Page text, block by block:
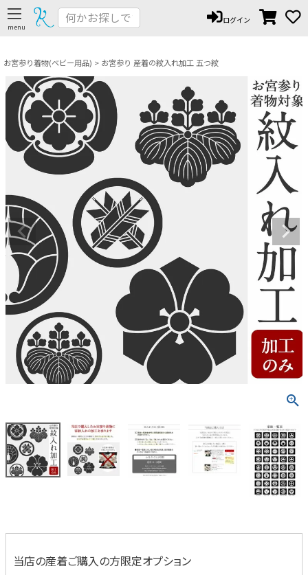
ログイン
お宮参り着物(ベビー用品) お宮参り 産着の紋入れ加工 五つ紋
当店の産着ご購入の方限定オプション
ペー
ジト